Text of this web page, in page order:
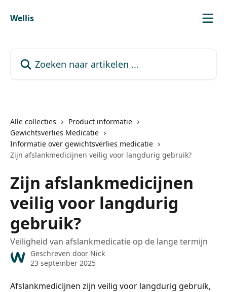
Wellis
Alle collecties
Product informatie
Gewichtsverlies Medicatie
Informatie over gewichtsverlies medicatie
Zijn afslankmedicijnen veilig voor langdurig gebruik?
Zijn afslankmedicijnen
veilig voor langdurig
gebruik?
Veiligheid van afslankmedicatie op de lange termijn
Geschreven door Nick
23 september 2025
Afslankmedicijnen zijn veilig voor langdurig gebruik,